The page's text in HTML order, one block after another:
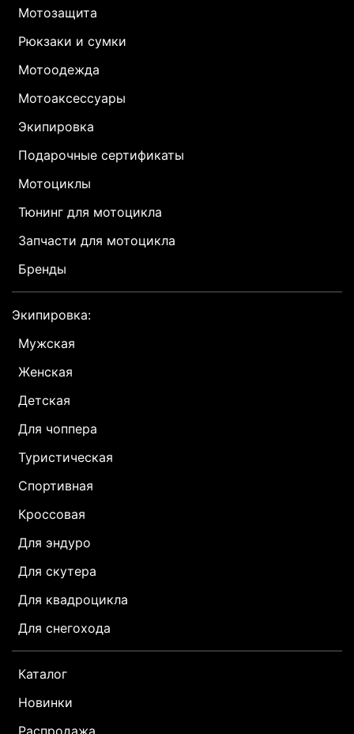
Мотозащита
Рюкзаки и сумки
Мотоодежда
Мотоаксессуары
Экипировка
Подарочные сертификаты
Мотоциклы
Тюнинг для мотоцикла
Запчасти для мотоцикла
Бренды
Экипировка:
Мужская
Женская
Детская
Для чоппера
Туристическая
Спортивная
Кроссовая
Для эндуро
Для скутера
Для квадроцикла
Для снегохода
Каталог
Новинки